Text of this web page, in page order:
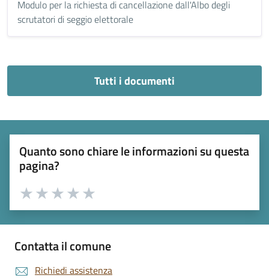
Modulo per la richiesta di cancellazione dall'Albo degli
scrutatori di seggio elettorale
Tutti i documenti
Quanto sono chiare le informazioni su questa
pagina?
Valuta 5 stelle su 5
Valuta 4 stelle su 5
Valuta 3 stelle su 5
Valuta 2 stelle su 5
Valuta 1 stelle su 5
Contatta il comune
Richiedi assistenza